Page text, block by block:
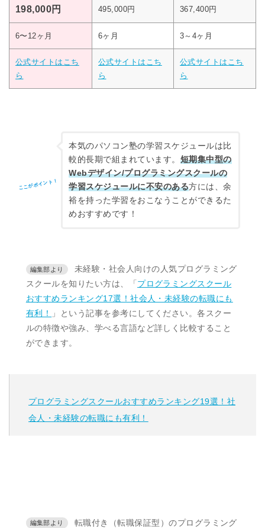
198,000円 495,000円 367,400円
6〜12ヶ月 6ヶ月 3～4ヶ月
公式サイトはこち
ら
公式サイトはこち
ら
公式サイトはこち
ら
ここがポイント！
本気のパソコン塾の学習スケジュールは比
較的長期で組まれています。 短期集中型の
Webデザイン/プログラミングスクールの
学習スケジュールに不安のある方には、余
裕を持った学習をおこなうことができるた
めおすすめです！
未経験・社会人向けの人気プログラミング
スクールを知りたい方は、「 プログラミングスクール
おすすめランキング17選！社会人・未経験の転職にも
有利！
」という記事を参考にしてください。各スクー
ルの特徴や強み、学べる言語など詳しく比較すること
ができます。
プログラミングスクールおすすめランキング19選！社
会人・未経験の転職にも有利！
転職付き（転職保証型）のプログラミング